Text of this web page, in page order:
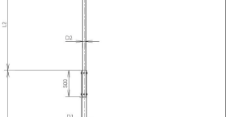
個人データの共同利用について